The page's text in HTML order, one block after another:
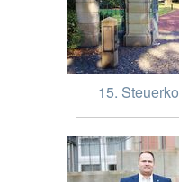
15.